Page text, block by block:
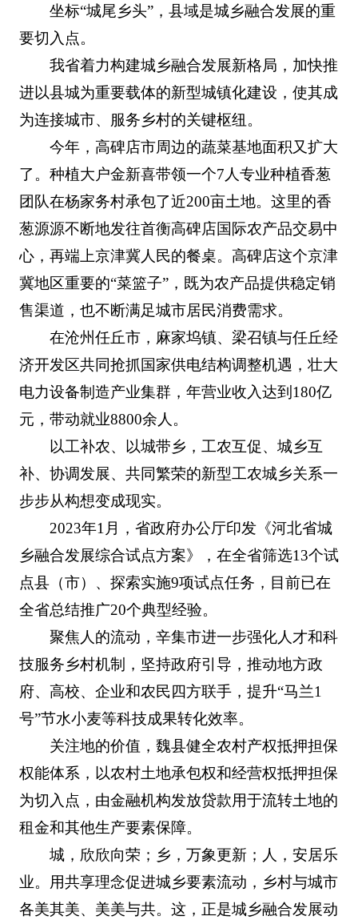
坐标“城尾乡头”，县域是城乡融合发展的重
要切入点。
我省着力构建城乡融合发展新格局，加快推
进以县城为重要载体的新型城镇化建设，使其成
为连接城市、服务乡村的关键枢纽。
今年，高碑店市周边的蔬菜基地面积又扩大
了。种植大户金新喜带领一个7人专业种植香葱
团队在杨家务村承包了近200亩土地。这里的香
葱源源不断地发往首衡高碑店国际农产品交易中
心，再端上京津冀人民的餐桌。高碑店这个京津
冀地区重要的“菜篮子”，既为农产品提供稳定销
售渠道，也不断满足城市居民消费需求。
在沧州任丘市，麻家坞镇、梁召镇与任丘经
济开发区共同抢抓国家供电结构调整机遇，壮大
电力设备制造产业集群，年营业收入达到180亿
元，带动就业8800余人。
以工补农、以城带乡，工农互促、城乡互
补、协调发展、共同繁荣的新型工农城乡关系一
步步从构想变成现实。
2023年1月，省政府办公厅印发《河北省城
乡融合发展综合试点方案》，在全省筛选13个试
点县（市）、探索实施9项试点任务，目前已在
全省总结推广20个典型经验。
聚焦人的流动，辛集市进一步强化人才和科
技服务乡村机制，坚持政府引导，推动地方政
府、高校、企业和农民四方联手，提升“马兰1
号”节水小麦等科技成果转化效率。
关注地的价值，魏县健全农村产权抵押担保
权能体系，以农村土地承包权和经营权抵押担保
为切入点，由金融机构发放贷款用于流转土地的
租金和其他生产要素保障。
城，欣欣向荣；乡，万象更新；人，安居乐
业。用共享理念促进城乡要素流动，乡村与城市
各美其美、美美与共。这，正是城乡融合发展动